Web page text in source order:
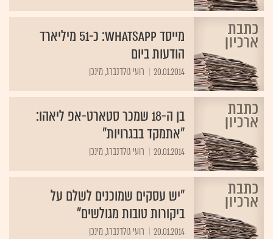
מייסד WhatsApp: כ-51 מיליארד
הודעות ביום
20.01.2014 רועי גולדנברג, מינכן
בן ה-18 שמכר סטארט-אפ ליאהו:
"אתמקד בבגרויות"
20.01.2014 רועי גולדנברג, מינכן
"יש עסקים שמוכנים לשלם על
ביקורות טובות מגולשים"
20.01.2014 רועי גולדנברג, מינכן